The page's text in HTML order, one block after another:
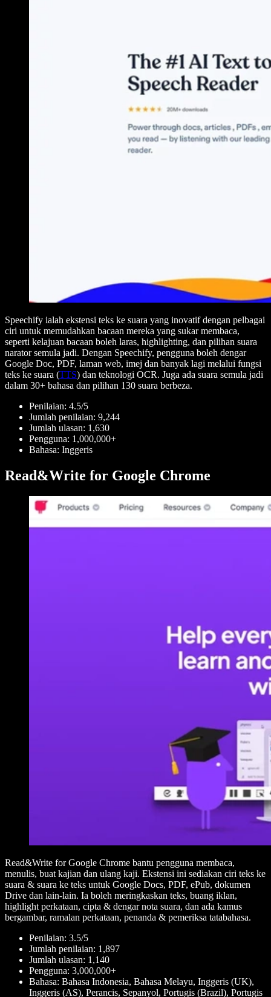
Speechify ialah ekstensi teks ke suara yang inovatif dengan pelbagai
ciri untuk memudahkan bacaan mereka yang sukar membaca,
seperti kelajuan bacaan boleh laras, highlighting, dan pilihan suara
narator semula jadi. Dengan Speechify, pengguna boleh dengar
Google Doc, PDF, laman web, imej dan banyak lagi melalui fungsi
teks ke suara (TTS) dan teknologi OCR. Juga ada suara semula jadi
dalam 30+ bahasa dan pilihan 130 suara berbeza.
Penilaian: 4.5/5
Jumlah penilaian: 9,244
Jumlah ulasan: 1,630
Pengguna: 1,000,000+
Bahasa: Inggeris
Read&Write for Google Chrome
Read&Write for Google Chrome bantu pengguna membaca,
menulis, buat kajian dan ulang kaji. Ekstensi ini sediakan ciri teks ke
suara & suara ke teks untuk Google Docs, PDF, ePub, dokumen
Drive dan lain-lain. Ia boleh meringkaskan teks, buang iklan,
highlight perkataan, cipta & dengar nota suara, dan ada kamus
bergambar, ramalan perkataan, penanda & pemeriksa tatabahasa.
Penilaian: 3.5/5
Jumlah penilaian: 1,897
Jumlah ulasan: 1,140
Pengguna: 3,000,000+
Bahasa: Bahasa Indonesia, Bahasa Melayu, Inggeris (UK),
Inggeris (AS), Perancis, Sepanyol, Portugis (Brazil), Portugis